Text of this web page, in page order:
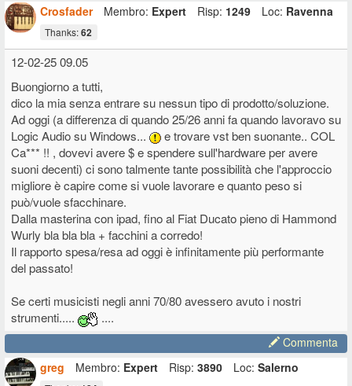
Crosfader
Membro: Expert Risp: 1249 Loc: Ravenna
Thanks:62
12-02-25 09.05
Buongiorno a tutti,
dico la mia senza entrare su nessun tipo di prodotto/soluzione.
Ad oggi (a differenza di quando 25/26 anni fa quando lavoravo su
Logic Audio su Windows...
e trovare vst ben suonante.. COL
Ca*** !! , dovevi avere $ e spendere sull'hardware per avere
suoni decenti) ci sono talmente tante possibilità che l'approccio
migliore è capire come si vuole lavorare e quanto peso si
può/vuole sfacchinare.
Dalla masterina con ipad, fino al Fiat Ducato pieno di Hammond
Wurly bla bla bla + facchini a corredo!
Il rapporto spesa/resa ad oggi è infinitamente più performante
del passato!
Se certi musicisti negli anni 70/80 avessero avuto i nostri
strumenti.....
....
Commenta
greg
Membro: Expert Risp: 3890 Loc: Salerno